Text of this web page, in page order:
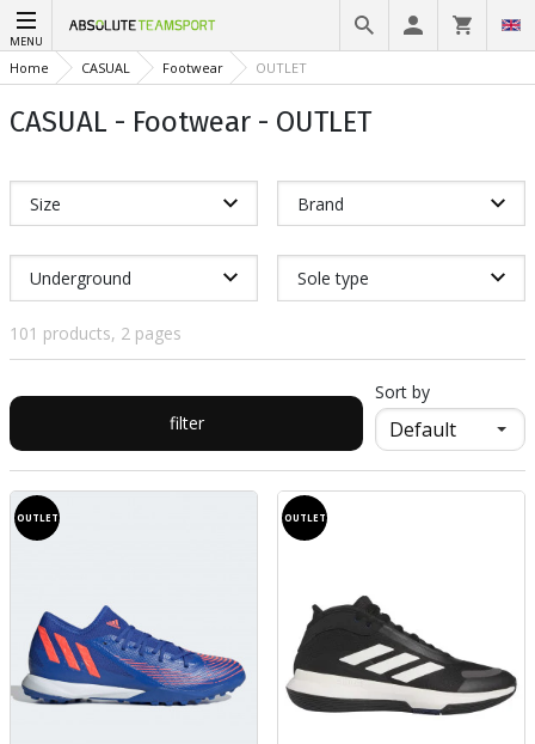
MENU
Home CASUAL Footwear OUTLET
CASUAL - Footwear - OUTLET
Size Brand
Underground Sole type
101 products, 2 pages
filter
Sort by
OUTLET OUTLET